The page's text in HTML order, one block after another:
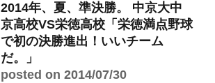
2014年、夏、準決勝。 中京大中
京高校VS栄徳高校「栄徳満点野球
で初の決勝進出！いいチーム
だ。」
posted on 2014/07/30